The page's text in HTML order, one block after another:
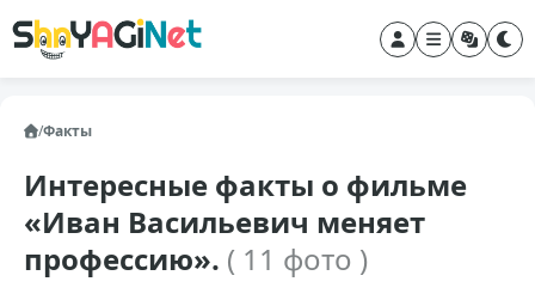
/Факты
Интересные факты о фильме
«Иван Васильевич меняет
профессию». ( 11 фото )